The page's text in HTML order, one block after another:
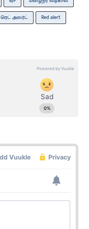
ரெட் அலர்ட் Red alert